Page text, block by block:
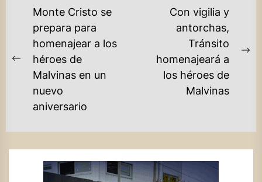
NAVEGACIÓN
ENTRADAS
Previous
post:
Monte Cristo se
prepara para
homenajear a los
héroes de
Malvinas en un
nuevo
aniversario
Con vigilia y
antorchas,
Tránsito
homenajeará a
los héroes de
Malvinas